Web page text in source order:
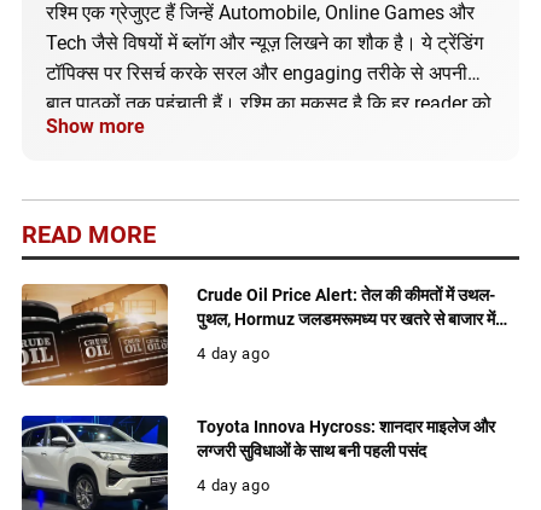
रश्मि एक ग्रेजुएट हैं जिन्हें Automobile, Online Games और
Tech जैसे विषयों में ब्लॉग और न्यूज़ लिखने का शौक है। ये ट्रेंडिंग
टॉपिक्स पर रिसर्च करके सरल और engaging तरीके से अपनी
बात पाठकों तक पहुंचाती हैं। रश्मि का मकसद है कि हर reader को
सही और अपडेटेड जानकारी मिले।
Show more
READ MORE
Crude Oil Price Alert: तेल की कीमतों में उथल-
पुथल, Hormuz जलडमरूमध्य पर खतरे से बाजार में
बढ़ी हलचल
4 day ago
Toyota Innova Hycross: शानदार माइलेज और
लग्जरी सुविधाओं के साथ बनी पहली पसंद
4 day ago